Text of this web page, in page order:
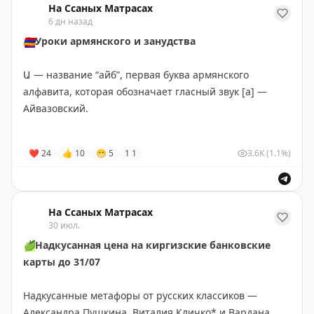
Подписаться на Иду Бегу Еду
На Ссаных Матрасах
6 дн назад
🇦🇲Уроки армянского и занудства
Ա — название “айб”, первая буква армянского
алфавита, которая обозначает гласный звук [a] —
Айвазовский.
Шереметьево Ↄ.
Рисовальщика любить не обязан, но букву армянскую
знать должен.
Через пять часов поиграем в игру:
“От вас город, от меня подарок оттуда”.
Stay tuned!
Подписаться на Матрассы
❤ 24 👍 10 😁 5 1 1 3.6K(1.1%)
На Ссаных Матрасах
30 июл.
🍏Надкусанная цена на киргизские банковские
карты до 31/07
Надкусанные метафоры от русских классиков —